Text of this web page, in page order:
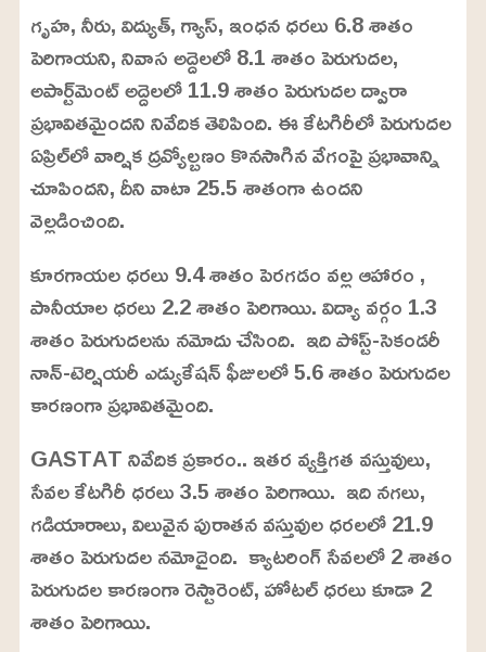
n
m
u
t
e
a
d
e
d
:
2
4
.
6
3
%
గృహ, నీరు, విద్యుత్, గ్యాస్, ఇంధన ధరలు 6.8 శాతం
పెరిగాయని, నివాస అద్దెలలో 8.1 శాతం పెరుగుదల,
అపార్ట్‌మెంట్ అద్దెలలో 11.9 శాతం పెరుగుదల ద్వారా
ప్రభావితమైందని నివేదిక తెలిపింది. ఈ కేటగిరీలో పెరుగుదల
ఏప్రిల్‌లో వార్షిక ద్రవ్యోల్బణం కొనసాగిన వేగంపై ప్రభావాన్ని
చూపిందని, దీని వాటా 25.5 శాతంగా ఉందని
వెల్లడించింది.
కూరగాయల ధరలు 9.4 శాతం పెరగడం వల్ల ఆహారం ,
పానీయాల ధరలు 2.2 శాతం పెరిగాయి. విద్యా వర్గం 1.3
శాతం పెరుగుదలను నమోదు చేసింది. ఇది పోస్ట్-సెకండరీ
నాన్-టెర్షియరీ ఎడ్యుకేషన్ ఫీజులలో 5.6 శాతం పెరుగుదల
కారణంగా ప్రభావితమైంది.
GASTAT నివేదిక ప్రకారం.. ఇతర వ్యక్తిగత వస్తువులు,
సేవల కేటగిరీ ధరలు 3.5 శాతం పెరిగాయి. ఇది నగలు,
గడియారాలు, విలువైన పురాతన వస్తువుల ధరలలో 21.9
శాతం పెరుగుదల నమోదైంది. క్యాటరింగ్ సేవలలో 2 శాతం
పెరుగుదల కారణంగా రెస్టారెంట్, హోటల్ ధరలు కూడా 2
శాతం పెరిగాయి.